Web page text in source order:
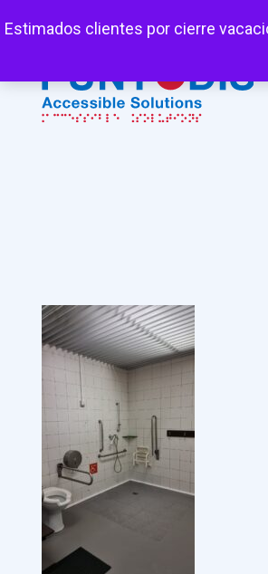
Estimados clientes por cierre
Mi cuenta Carrito